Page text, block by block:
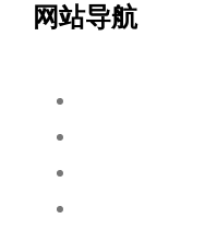
网站导航